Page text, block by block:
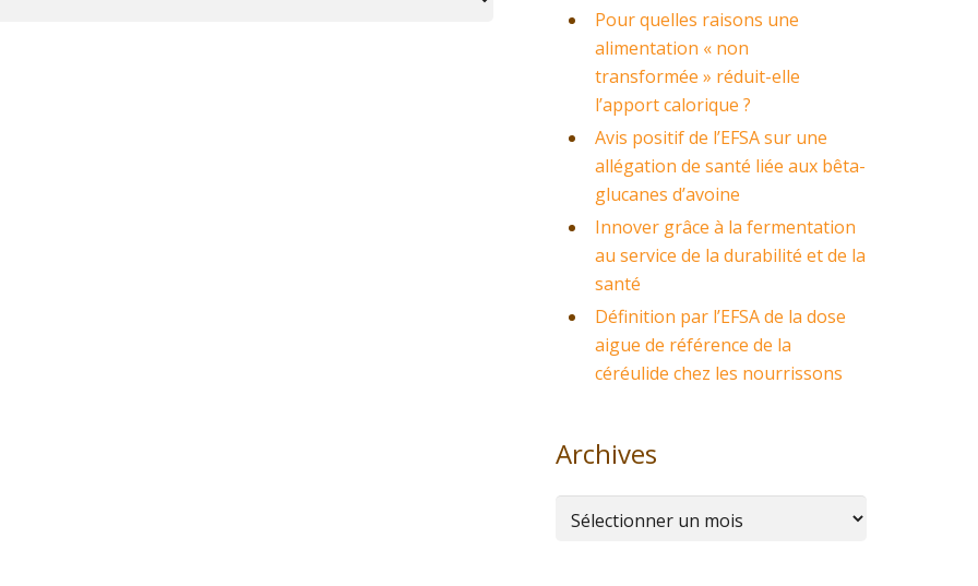
Pour quelles raisons une
alimentation « non
transformée » réduit-elle
l’apport calorique ?
Avis positif de l’EFSA sur une
allégation de santé liée aux bêta-
glucanes d’avoine
Innover grâce à la fermentation
au service de la durabilité et de la
santé
Définition par l’EFSA de la dose
aigue de référence de la
céréulide chez les nourrissons
Archives
Archives